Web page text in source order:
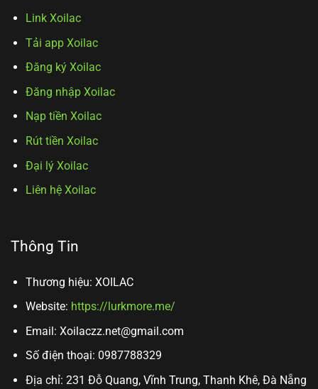
Link Xoilac
Tải app Xoilac
Đăng ký Xoilac
Đăng nhập Xoilac
Nạp tiền Xoilac
Rút tiền Xoilac
Đại lý Xoilac
Liên hệ Xoilac
Thông Tin
Thương hiệu: XOILAC
Website: https://lurkmore.me/
Email: Xoilaczz.net@gmail.com
Số điện thoại: 0987788329
Địa chỉ: 231 Đỗ Quang, Vĩnh Trung, Thanh Khê, Đà Nẵng